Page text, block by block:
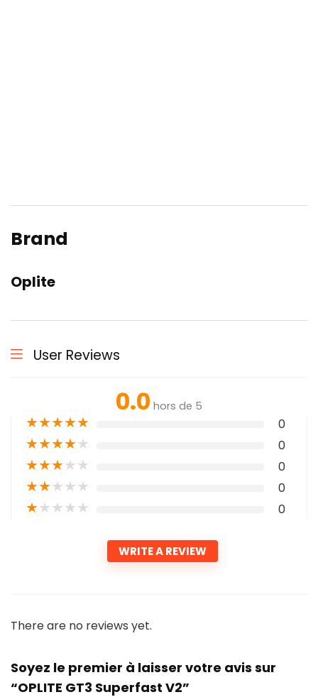
Brand
Oplite
User Reviews
0.0 hors de 5
★★★★★ 0
★★★★★ 0
★★★★★ 0
★★★★★ 0
★★★★★ 0
WRITE A REVIEW
There are no reviews yet.
Soyez le premier à laisser votre avis sur
“OPLITE GT3 Superfast V2”